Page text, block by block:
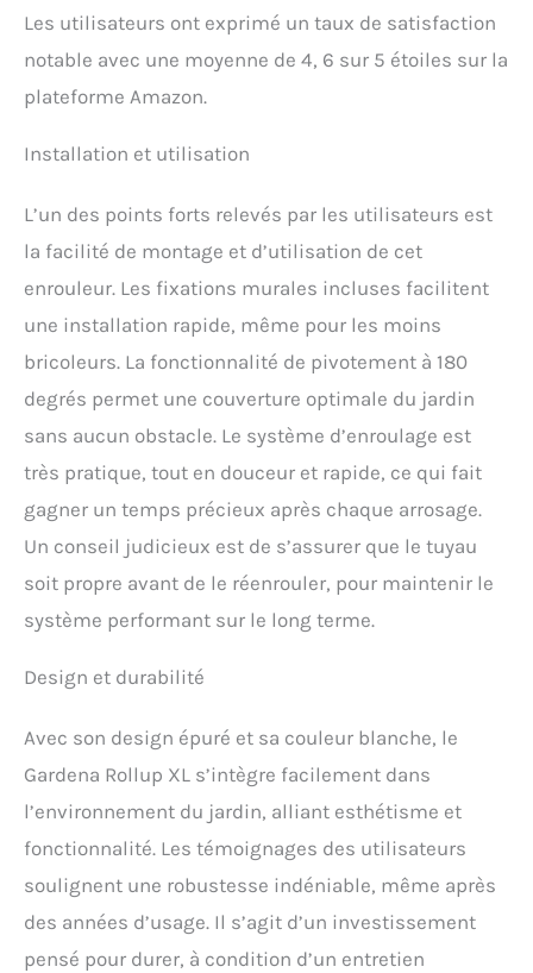
pour tuyau muraux
risques de trébuchement
une technologie innovante
Gardena, le coffre pour
protégé contre le gel et
peut donc rester à
l'extérieur toute l'année
Livraison : 1x coffre pour
tuyau mural Gardena, 1x
35 m Tuyau de qualité
Gardena (13 mm), 1x tuyau
de raccordement, 1x
pulvérisateur, 1x fixation
murale avec vis, chevilles
et aide au montage
Les utilisateurs ont exprimé un taux de satisfaction
notable avec une moyenne de 4, 6 sur 5 étoiles sur la
plateforme Amazon.
Installation et utilisation
L’un des points forts relevés par les utilisateurs est
la facilité de montage et d’utilisation de cet
enrouleur. Les fixations murales incluses facilitent
une installation rapide, même pour les moins
bricoleurs. La fonctionnalité de pivotement à 180
degrés permet une couverture optimale du jardin
sans aucun obstacle. Le système d’enroulage est
très pratique, tout en douceur et rapide, ce qui fait
gagner un temps précieux après chaque arrosage.
Un conseil judicieux est de s’assurer que le tuyau
soit propre avant de le réenrouler, pour maintenir le
système performant sur le long terme.
Design et durabilité
Avec son design épuré et sa couleur blanche, le
Gardena Rollup XL s’intègre facilement dans
l’environnement du jardin, alliant esthétisme et
fonctionnalité. Les témoignages des utilisateurs
soulignent une robustesse indéniable, même après
des années d’usage. Il s’agit d’un investissement
pensé pour durer, à condition d’un entretien